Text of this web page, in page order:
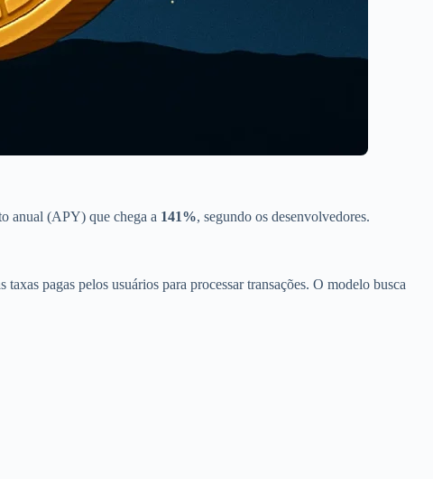
anual (APY) que chega a 141%, segundo os desenvolvedores.
pagas pelos usuários para processar transações. O modelo busca